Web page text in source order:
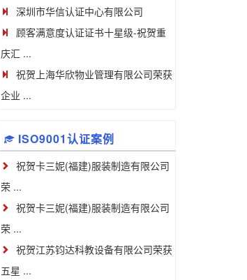
深圳市华信认证中心有限公司
顾客满意度认证证书十星级-祝贺重
庆汇 ...
祝贺上海华欣物业管理有限公司荣获
企业 ...
ISO9001认证案例
祝贺卡三妮(福建)服装制造有限公司
荣 ...
祝贺卡三妮(福建)服装制造有限公司
荣 ...
祝贺江苏钧达科教设备有限公司荣获
五星 ...